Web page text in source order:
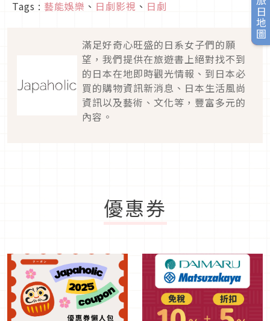
旅日地圖
Tags : 藝能娛樂 、 日劇影視 、 日劇
滿足好奇心旺盛的日系女子們的願
望，我們提供在旅遊書上絕對找不到
的日本在地即時觀光情報、到日本必
買的購物資訊新消息、日本生活風尚
資訊以及藝術、文化等，豐富多元的
內容。
優惠券